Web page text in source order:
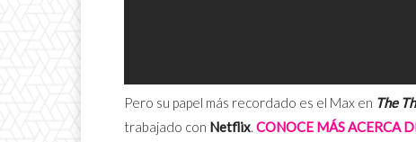
Pero su papel más recordado es el Max en The
trabajado con Netflix. CONOCE MÁS ACERCA